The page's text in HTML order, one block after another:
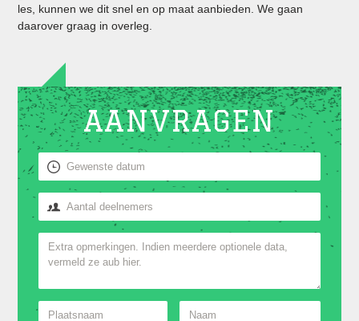
les, kunnen we dit snel en op maat aanbieden. We gaan
daarover graag in overleg.
AANVRAGEN